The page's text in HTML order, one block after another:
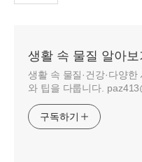
생활 속 물질 알아보
생활 속 물질·건강·다양
와 팁을 다룹니다.
구독하기